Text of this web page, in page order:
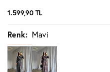
1.599,90 TL
Renk: Mavi